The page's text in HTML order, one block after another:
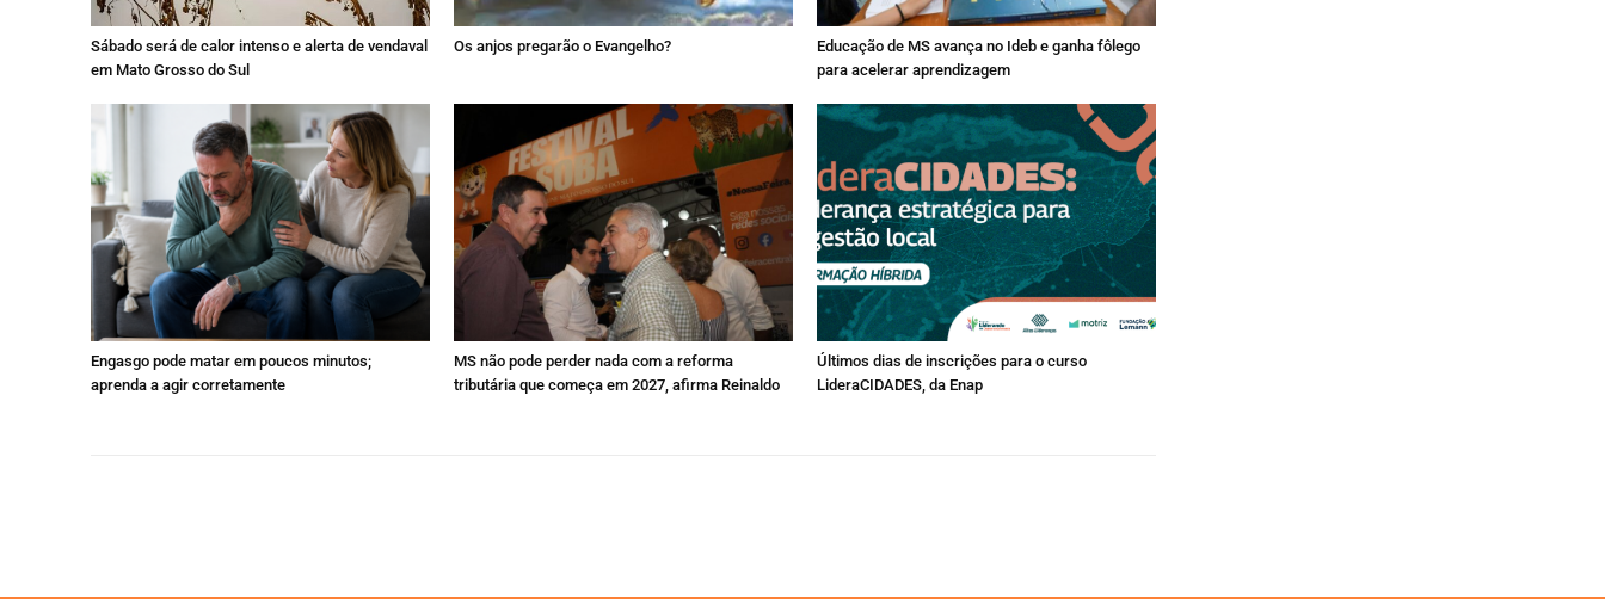
Sábado será de calor intenso e alerta de vendaval
em Mato Grosso do Sul
Os anjos pregarão o Evangelho?
Educação de MS avança no Ideb e ganha fôlego
para acelerar aprendizagem
Engasgo pode matar em poucos minutos;
aprenda a agir corretamente
MS não pode perder nada com a reforma
tributária que começa em 2027, afirma Reinaldo
Últimos dias de inscrições para o curso
LideraCIDADES, da Enap